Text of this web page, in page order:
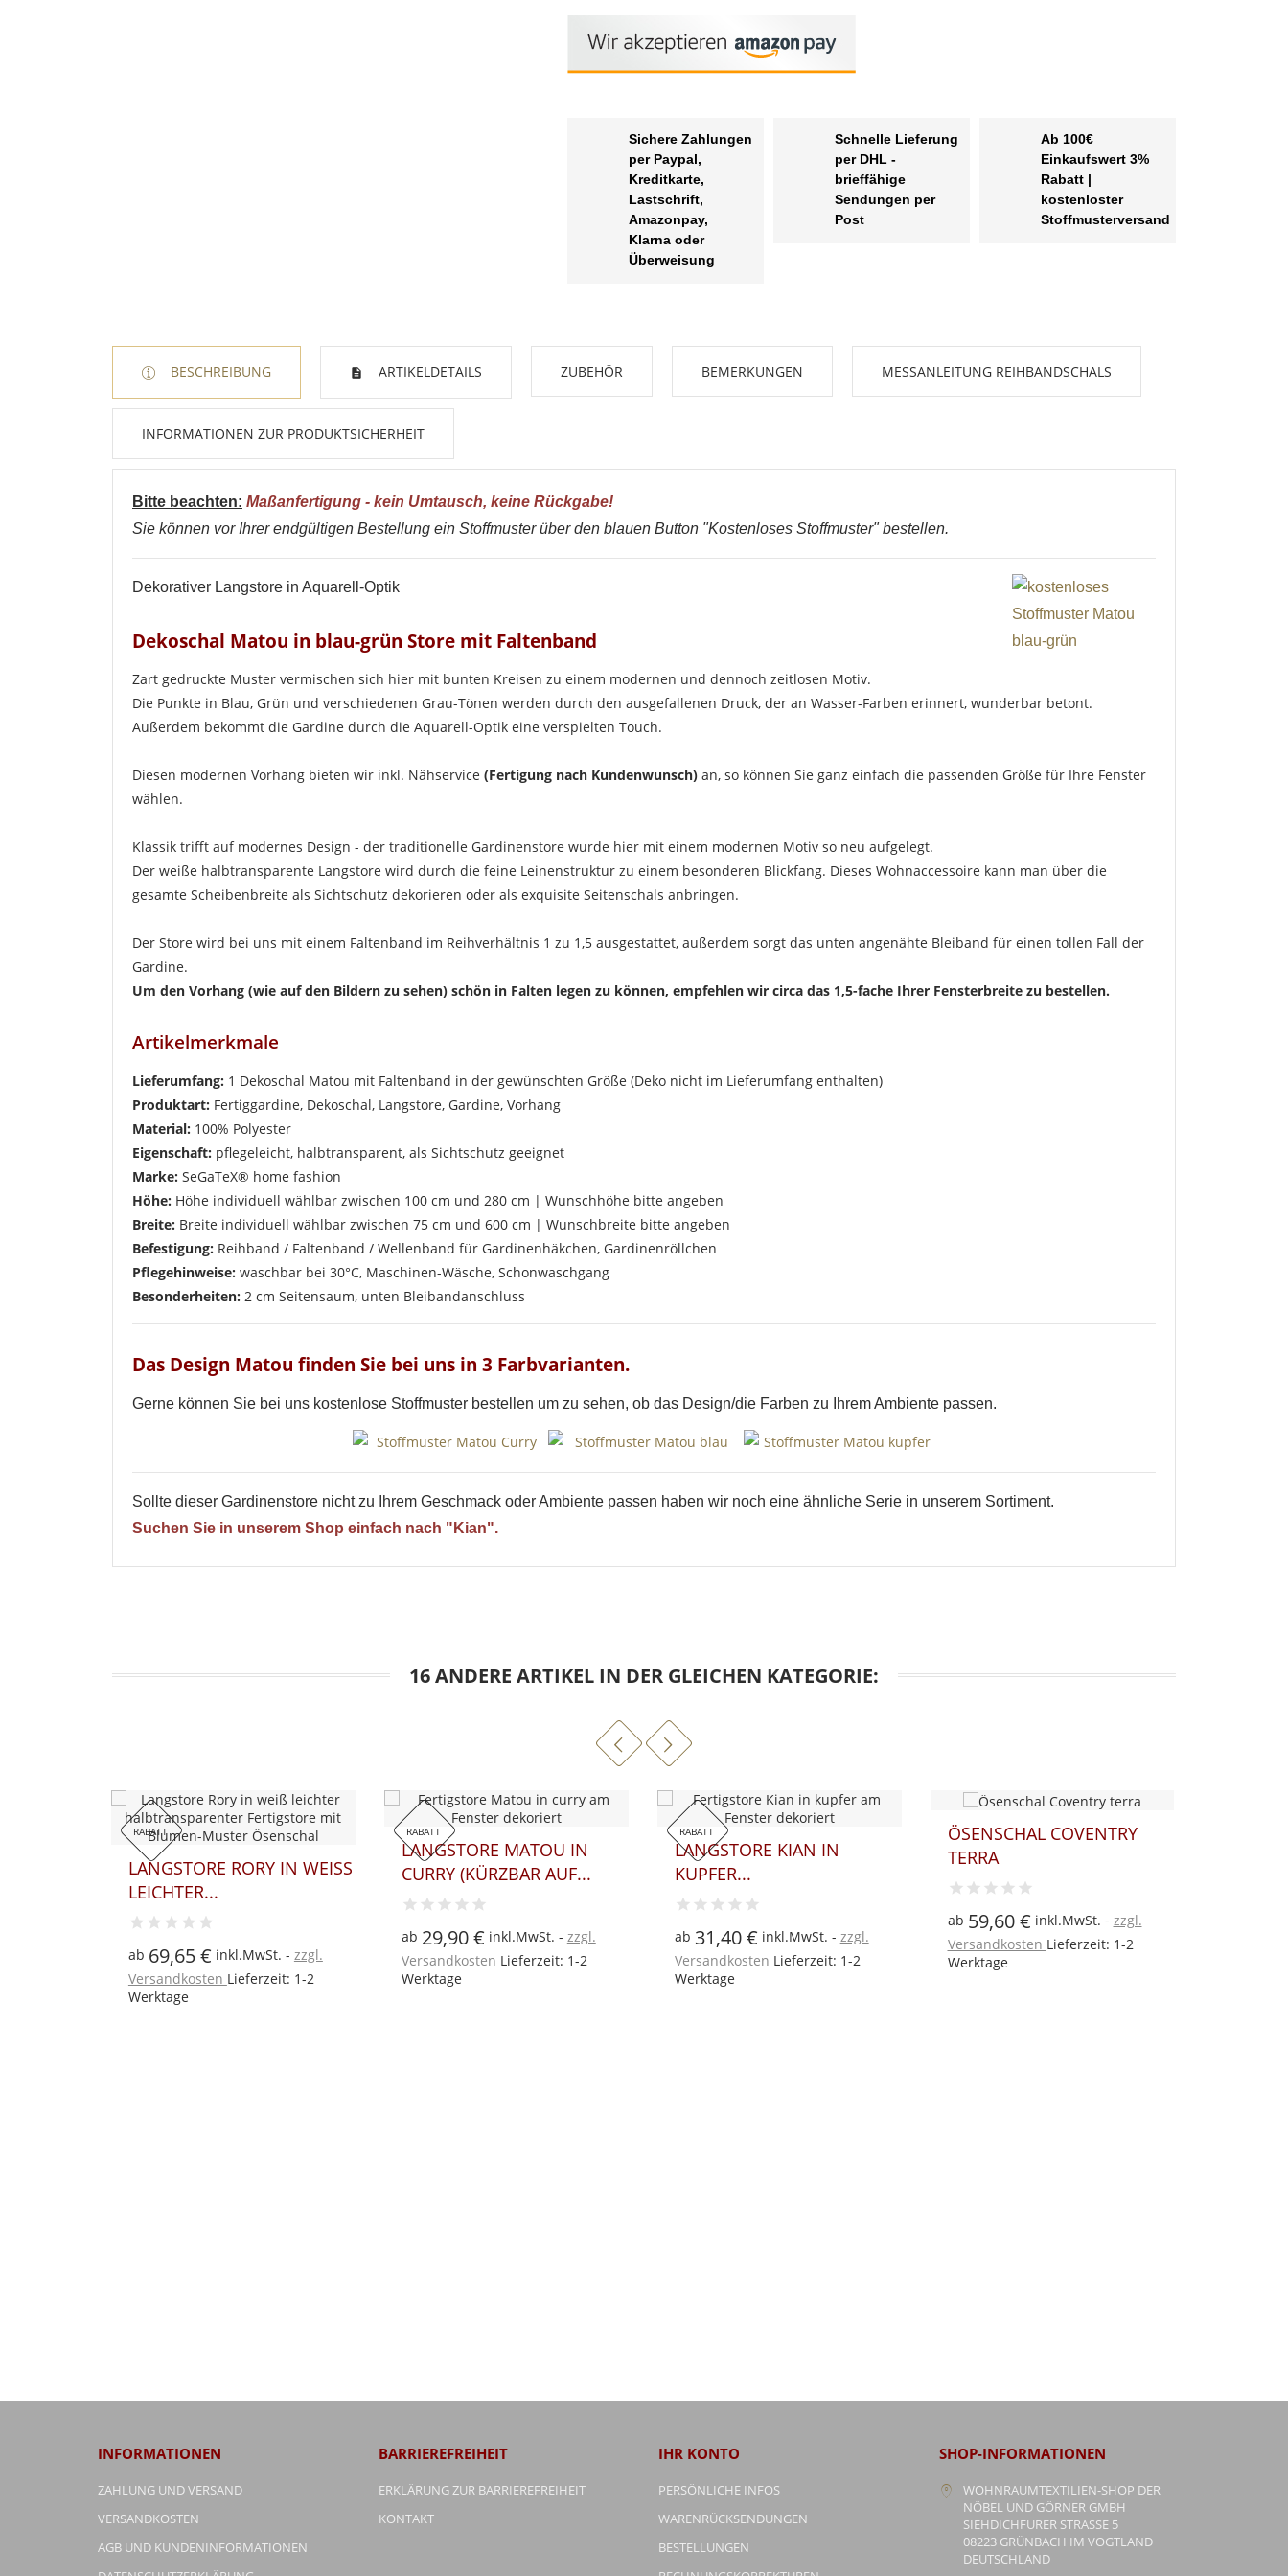
Sichere Zahlungen
per Paypal,
Kreditkarte,
Lastschrift,
Amazonpay,
Klarna oder
Überweisung
Schnelle Lieferung
per DHL -
brieffähige
Sendungen per
Post
Ab 100€
Einkaufswert 3%
Rabatt |
kostenloster
Stoffmusterversand
BESCHREIBUNG ARTIKELDETAILS ZUBEHÖR BEMERKUNGEN MESSANLEITUNG REIHBANDSCHALS
INFORMATIONEN ZUR PRODUKTSICHERHEIT
Bitte beachten: Maßanfertigung - kein Umtausch, keine Rückgabe!
Sie können vor Ihrer endgültigen Bestellung ein Stoffmuster über den blauen Button "Kostenloses Stoffmuster" bestellen.
Dekorativer Langstore in Aquarell-Optik
Dekoschal Matou in blau-grün Store mit Faltenband
Zart gedruckte Muster vermischen sich hier mit bunten Kreisen zu einem modernen und dennoch zeitlosen Motiv.
Die Punkte in Blau, Grün und verschiedenen Grau-Tönen werden durch den ausgefallenen Druck, der an Wasser-Farben erinnert, wunderbar betont.
Außerdem bekommt die Gardine durch die Aquarell-Optik eine verspielten Touch.
Diesen modernen Vorhang bieten wir inkl. Nähservice (Fertigung nach Kundenwunsch) an, so können Sie ganz einfach die passenden Größe für Ihre Fenster
wählen.
Klassik trifft auf modernes Design - der traditionelle Gardinenstore wurde hier mit einem modernen Motiv so neu aufgelegt.
Der weiße halbtransparente Langstore wird durch die feine Leinenstruktur zu einem besonderen Blickfang. Dieses Wohnaccessoire kann man über die
gesamte Scheibenbreite als Sichtschutz dekorieren oder als exquisite Seitenschals anbringen.
Der Store wird bei uns mit einem Faltenband im Reihverhältnis 1 zu 1,5 ausgestattet, außerdem sorgt das unten angenähte Bleiband für einen tollen Fall der
Gardine.
Um den Vorhang (wie auf den Bildern zu sehen) schön in Falten legen zu können, empfehlen wir circa das 1,5-fache Ihrer Fensterbreite zu bestellen.
Artikelmerkmale
Lieferumfang: 1 Dekoschal Matou mit Faltenband in der gewünschten Größe (Deko nicht im Lieferumfang enthalten)
Produktart: Fertiggardine, Dekoschal, Langstore, Gardine, Vorhang
Material: 100% Polyester
Eigenschaft: pflegeleicht, halbtransparent, als Sichtschutz geeignet
Marke: SeGaTeX® home fashion
Höhe: Höhe individuell wählbar zwischen 100 cm und 280 cm | Wunschhöhe bitte angeben
Breite: Breite individuell wählbar zwischen 75 cm und 600 cm | Wunschbreite bitte angeben
Befestigung: Reihband / Faltenband / Wellenband für Gardinenhäkchen, Gardinenröllchen
Pflegehinweise: waschbar bei 30°C, Maschinen-Wäsche, Schonwaschgang
Besonderheiten: 2 cm Seitensaum, unten Bleibandanschluss
Das Design Matou finden Sie bei uns in 3 Farbvarianten.
Gerne können Sie bei uns kostenlose Stoffmuster bestellen um zu sehen, ob das Design/die Farben zu Ihrem Ambiente passen.
Sollte dieser Gardinenstore nicht zu Ihrem Geschmack oder Ambiente passen haben wir noch eine ähnliche Serie in unserem Sortiment.
Suchen Sie in unserem Shop einfach nach "Kian".
16 ANDERE ARTIKEL IN DER GLEICHEN KATEGORIE:
RABATT
LANGSTORE RORY IN WEISS L
EICHTER...
ab 69,65 € inkl.MwSt.
zzgl.
Versandkosten Lieferzeit: 1-2
Werktage
RABATT
LANGSTORE MATOU IN
CURRY (KÜRZBAR AUF...
ab 29,90 € inkl.MwSt.
zzgl.
Versandkosten Lieferzeit: 1-2
Werktage
RABATT
LANGSTORE KIAN IN
KUPFER...
ab 31,40 € inkl.MwSt.
zzgl.
Versandkosten Lieferzeit: 1-2
Werktage
ÖSENSCHAL COVENTRY
TERRA
ab 59,60 € inkl.MwSt.
zzgl.
Versandkosten Lieferzeit: 1-2
Werktage
INFORMATIONEN
ZAHLUNG UND VERSAND
VERSANDKOSTEN
AGB UND KUNDENINFORMATIONEN
BARRIEREFREIHEIT
ERKLÄRUNG ZUR BARRIEREFREIHEIT
KONTAKT
IHR KONTO
PERSÖNLICHE INFOS
WARENRÜCKSENDUNGEN
BESTELLUNGEN
SHOP-INFORMATIONEN
WOHNRAUMTEXTILIEN-SHOP DER
NÖBEL UND GÖRNER GMBH
SIEHDICHFÜRER STRASSE 5
08223 GRÜNBACH IM VOGTLAND
DEUTSCHLAND
AUF MEINE WUNSCHLISTE
add_circle_outline
Name der Wunschliste
Abbrechen
ANMELDEN
Sie müssen angemeldet sein, um Artikel Ihrer Wunschliste hinzufügen zu
können.
Abbrechen